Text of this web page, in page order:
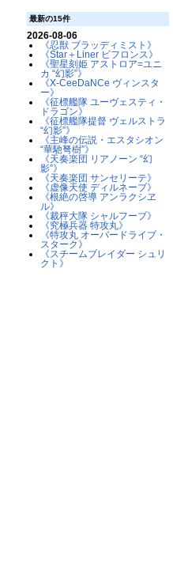
最新の15件
2026-08-06
《忍獣 ブラッディミスト》
《Star＋Liner ビフロンス》
《聖星刻姫 アストロア=ユニ
カ “幻影”》
《X-CeeDaNCe ヴィンスタ
ー》
《征標艦隊 ユーヴェスティ・
ドラゴン》
《征標艦隊提督 ヴェルストラ
“幻影”》
《主峰の伝説・エスタシオン
“華馳弩樹”》
《天奏楽団 リアノーン “幻
影”》
《天奏楽団 サンセリーテ》
《虚像天使 ディルネーブ》
《根絶の啓導 アンラクシヱ
ル》
《裁秤大隊 シャルフーブ》
《究極兵器 特攻丸》
《特攻丸 オーバードライブ・
スターク》
《スチームブレイダー シュリ
クト》